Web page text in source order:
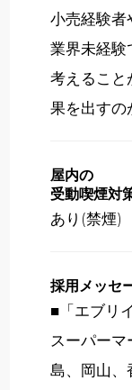
小売経験者
業界未経験
考えること
果を出すの
屋内の
受動喫煙対
あり(禁煙)
採用メッセ
■「エブリ
スーパーマ
島、岡山、